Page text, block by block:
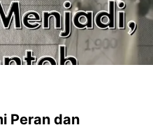
Peran dan